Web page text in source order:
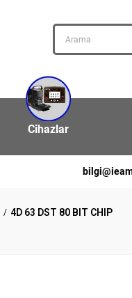
Cihazlar
4D 63 DST 80 BIT CHIP